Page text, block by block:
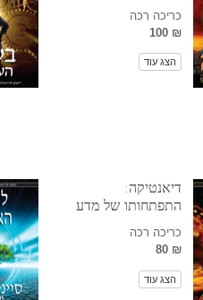
כריכה רכה
₪ 100
הצג עוד
דיאנטיקה:
התפתחותו של מדע
כריכה רכה
₪ 80
הצג עוד